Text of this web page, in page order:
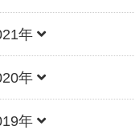
年
年
年